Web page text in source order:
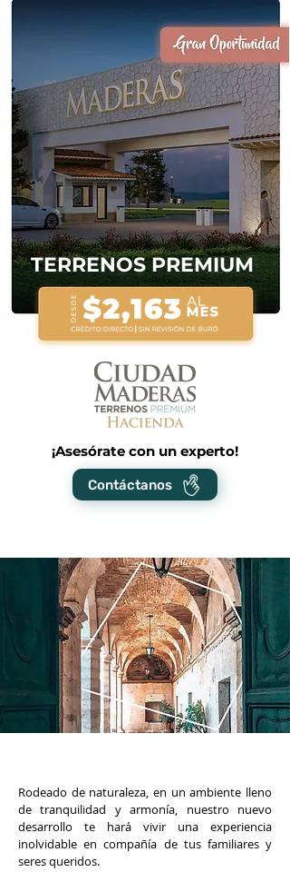
TERRENOS PREMIUM
¡Asesórate con un experto!
Contáctanos
Rodeado de naturaleza, en un ambiente lleno
de tranquilidad y armonía, nuestro nuevo
desarrollo te hará vivir una experiencia
inolvidable en compañía de tus familiares y
seres queridos.